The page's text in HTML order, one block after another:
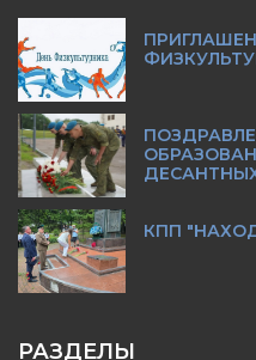
КПП
РАЗДЕЛЫ